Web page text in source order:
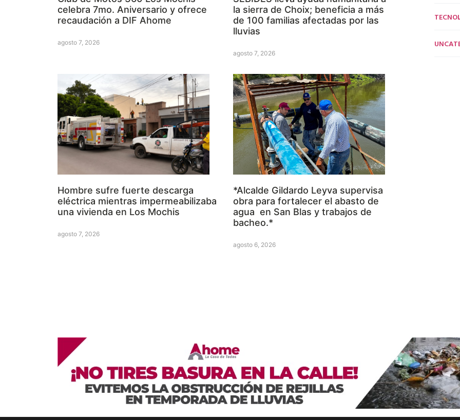
celebra 7mo. Aniversario y ofrece
recaudación a DIF Ahome
agosto 7, 2026
la sierra de Choix; beneficia a más
de 100 familias afectadas por las
lluvias
agosto 7, 2026
Hombre sufre fuerte descarga
eléctrica mientras impermeabilizaba
una vivienda en Los Mochis
agosto 7, 2026
*Alcalde Gildardo Leyva supervisa
obra para fortalecer el abasto de
agua en San Blas y trabajos de
bacheo.*
agosto 6, 2026